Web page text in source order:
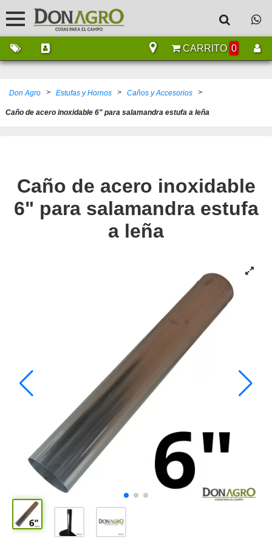
CARRITO 0
Don Agro > Estufas y Hornos > Caños y Accesorios >
Caño de acero inoxidable 6" para salamandra estufa a leña
Caño de acero inoxidable
6" para salamandra estufa
a leña